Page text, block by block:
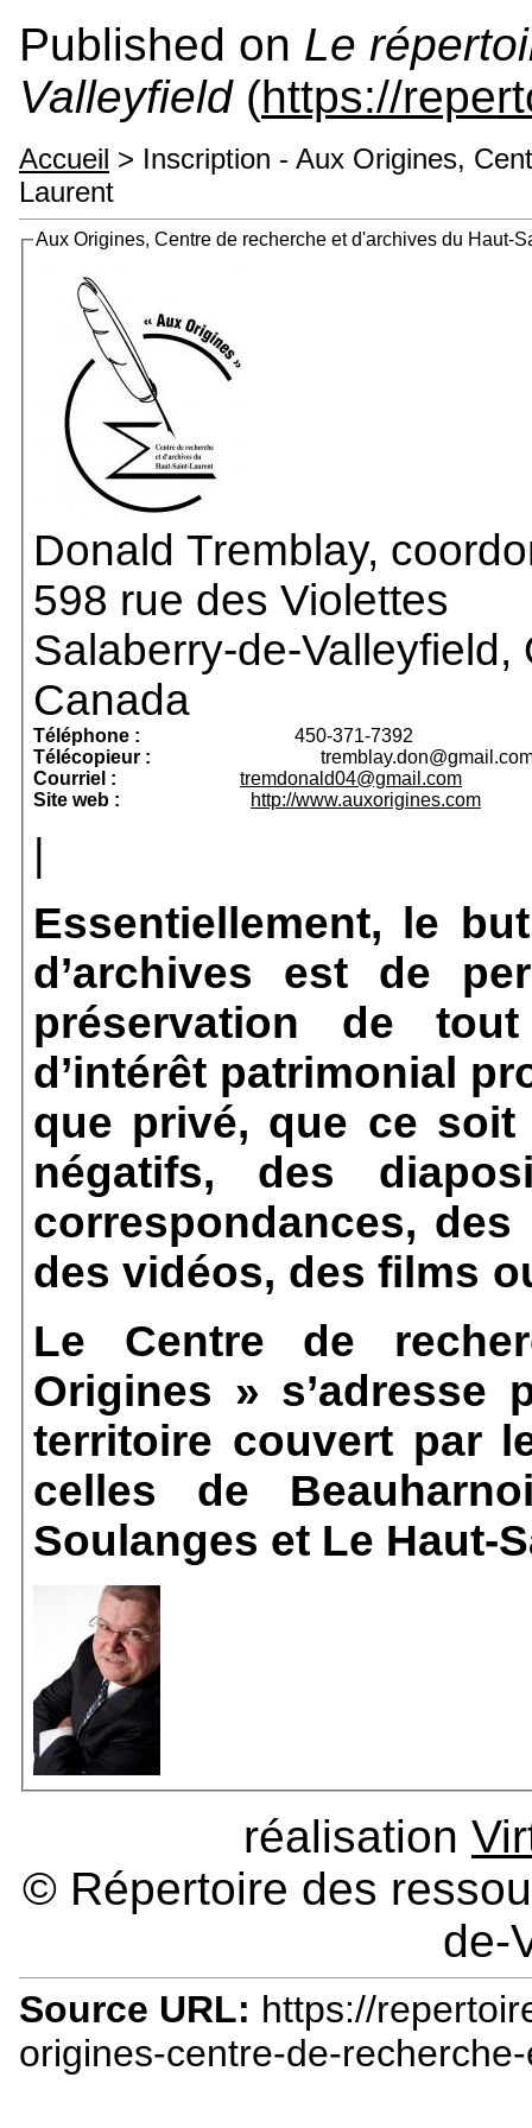
Published on Le
Valleyfield(https://
Accueil > Inscription - Aux Origines,
Laurent
Aux Origines, Centre de recherche et d'archives du Haut-
Donald Tremblay,
598 rue des Violettes
Salaberry-de-Valleyfield ,
Canada
Téléphone :
450-371-7392
Télécopieur :
Courriel :
tremdonald04@gmail.com
Site web :
http://www.auxorigines.com
Essentiellement, le
d’archives est de
préservation de
d’intérêt patrimonial
que privé, que ce
négatifs, des
correspondances,
des vidéos, des films
Le Centre de
Origines » s’adresse
territoire couvert par
celles de
Soulanges et Le Haut-
réalisation
© Répertoire des
de-
Source URL: https://
origines-centre-de-